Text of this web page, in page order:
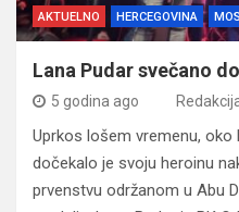
AKTUELNO HERCEGOVINA
Lana Pudar svečano
5 godina ago
Uprkos lošem vremenu,
dočekalo je svoju heroinu
prvenstvu održanom u Abu